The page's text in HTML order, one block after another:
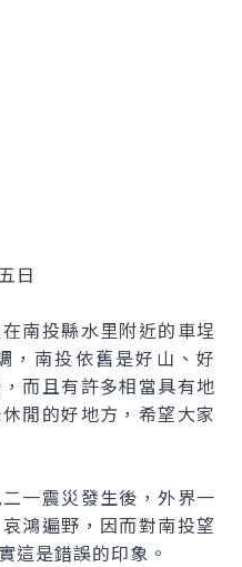
日
投縣水里附近的車埕
，南投依舊是好山、好
而且有許多相當具有地
閒的好地方，希望大家
一震災發生後，外界一
鴻遍野，因而對南投望
這是錯誤的印象。